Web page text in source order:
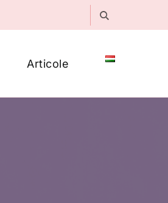
Articole